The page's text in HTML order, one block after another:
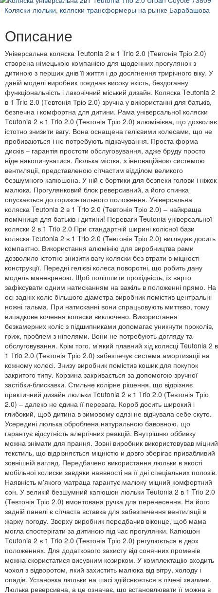
Описание
Універсальна коляска Teutonia 2 в 1 Trio 2.0 (Тевтонія Тріо 2.0)
створена німецькою компанією для щоденних прогулянок з
дитиною з перших днів її життя і до досягнення трирічного віку. У
даній моделі виробник поєднав високу якість, бездоганну
функціональність і лаконічний міський дизайн. Коляска Teutonia 2
в 1 Trio 2.0 (Тевтонія Тріо 2.0) зручна у використанні для батьків,
безпечна і комфортна для дитини. Рама універсальної коляски
Teutonia 2 в 1 Trio 2.0 (Тевтонія Тріо 2.0) алюмінієва, що дозволяє
істотно знизити вагу. Вона оснащена гелієвими колесами, що не
пробиваються і не потребують підкачування. Проста форма
дисків – гарантія простоти обслуговування, адже бруду просто
ніде накопичуватися. Люлька містка, з інноваційною системою
вентиляції, представленою сітчастим відділом великого
безшумного капюшона. У ній є бортики для безпеки голови і ніжок
малюка. Прогулянковий блок реверсивний, а його спинка
опускається до горизонтального положення. Універсальна
коляска Teutonia 2 в 1 Trio 2.0 (Тевтонія Тріо 2.0) – найкраща
помічниця для батьків і дитини! Переваги Teutonia універсальної
коляски 2 в 1 Trio 2.0 При стандартній ширині колісної бази
коляска Teutonia 2 в 1 Trio 2.0 (Тевтонія Тріо 2.0) виглядає досить
компактно. Використання алюмінію для виробництва рами
дозволило істотно знизити вагу коляски без втрати в міцності
конструкції. Передні гелієві колеса поворотні, що робить дану
модель маневреною. Щоб поліпшити прохідність, їх варто
зафіксувати одним натисканням на важіль в положенні прямо. На
осі задніх коліс більшого діаметра виробник помістив центральні
ножні гальма. При натисканні вони спрацьовують миттєво, тому
випадкове кочення коляски виключено. Використання
безкамерних коліс з підшипниками допомагає уникнути проколів,
гриж, проблем з ніпелями. Вони не потребують догляду та
обслуговування. Крім того, м'який плавний хід колясці Teutonia 2 в
1 Trio 2.0 (Тевтонія Тріо 2.0) забезпечує система амортизації на
кожному колесі. Знизу виробник помістив кошик для покупок
закритого типу. Корзина закривається за допомогою зручної
застібки-блискавки. Стильне колірне рішення, що відрізняє
практичний дизайн люльки Teutonia 2 в 1 Trio 2.0 (Тевтонія Тріо
2.0) – далеко не єдина її перевага. Короб досить широкий і
глибокий, щоб дитина в зимовому одязі не відчувала себе скуто.
Усередині люлька оброблена натуральною бавовною, що
гарантує відсутність алергічних реакцій. Внутрішню оббивку
можна знімати для прання. Зовні виробник використовував міцний
текстиль, що відрізняється міцністю и довго зберігає привабливий
зовнішній вигляд. Передбачено використання люльки в якості
мобільної колиски завдяки наявності на її дні спеціальних полозів.
Наявність м'якого матраца гарантує малюку міцний комфортний
сон. У великій безшумний капюшон люльки Teutonia 2 в 1 Trio 2.0
(Тевтонія Тріо 2.0) вмонтована ручка для перенесення. На його
задній панелі є сітчаста вставка для забезпечення вентиляції в
жарку погоду. Зверху виробник передбачив віконце, щоб мама
могла спостерігати за дитиною під час прогулянки. Капюшон
Teutonia 2 в 1 Trio 2.0 (Тевтонія Тріо 2.0) регулюється в двох
положеннях. Для додаткового захисту від сонячних променів
можна скористатися висувним козирком. У комплектацію входить
чохол з відворотом, який захистить малюка від вітру, холоду і
опадів. Установка люльки на шасі здійснюється в лічені хвилини.
Люлька реверсивна, а це означає, що встановлювати її можна в